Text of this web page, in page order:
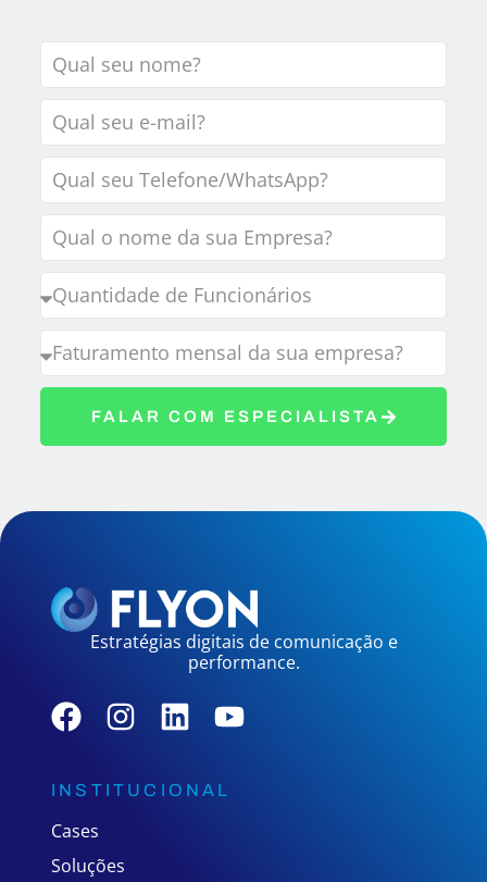
FALAR COM ESPECIALISTA
Estratégias digitais de comunicação e
performance.
INSTITUCIONAL
Cases
Soluções